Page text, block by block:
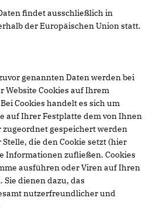
findet ausschließlich in
der Europäischen Union statt.
genannten Daten werden bei
Website Cookies auf Ihrem
Cookies handelt es sich um
auf Ihrer Festplatte dem von Ihnen
gespeichert werden
die den Cookie setzt (hier
Informationen zufließen. Cookies
ausführen oder Viren auf Ihren
dienen dazu, das
nutzerfreundlicher und